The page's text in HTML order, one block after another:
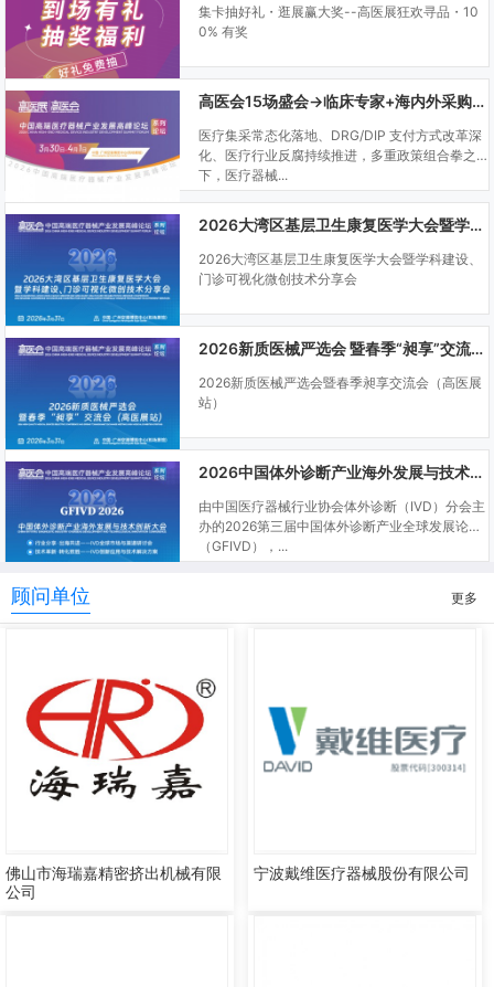
集卡抽好礼・逛展赢大奖--高医展狂欢寻品・10
0% 有奖
高医会15场盛会→临床专家+海内外采购商双向对接
医疗集采常态化落地、DRG/DIP 支付方式改革深
化、医疗行业反腐持续推进，多重政策组合拳之
下，医疗器械...
2026大湾区基层卫生康复医学大会暨学科建设、门诊可视化微创技术分享会
2026大湾区基层卫生康复医学大会暨学科建设、
门诊可视化微创技术分享会
2026新质医械严选会 暨春季“昶享”交流会（高医展站）
2026新质医械严选会暨春季昶享交流会（高医展
站）
2026中国体外诊断产业海外发展与技术创新大会
由中国医疗器械行业协会体外诊断（IVD）分会主
办的2026第三届中国体外诊断产业全球发展论坛
（GFIVD），...
顾问单位 更多
佛山市海瑞嘉精密挤出机械有限
公司
宁波戴维医疗器械股份有限公司